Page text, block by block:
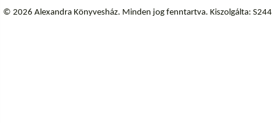
© 2026 Alexandra Könyvesház. Minden jog fenntartva. Kiszolgálta: S244